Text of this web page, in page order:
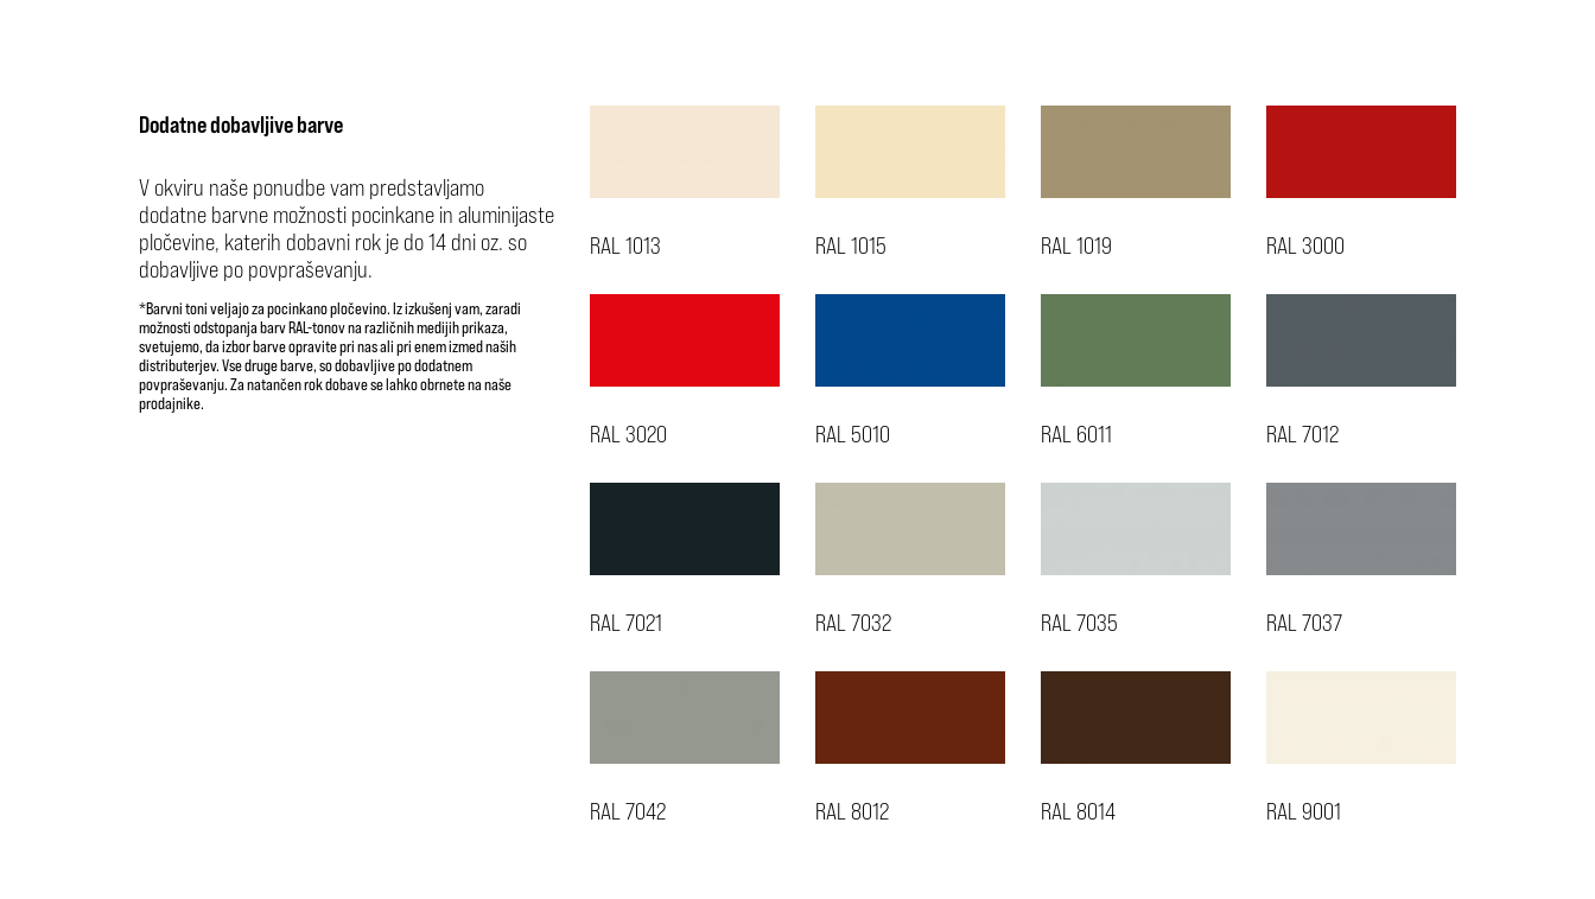
Dodatne dobavljive barve
V okviru naše ponudbe vam predstavljamo
dodatne barvne možnosti pocinkane in aluminijaste
pločevine, katerih dobavni rok je do 14 dni oz. so
dobavljive po povpraševanju.
*Barvni toni veljajo za pocinkano pločevino. Iz izkušenj vam, zaradi
možnosti odstopanja barv RAL-tonov na različnih medijih prikaza,
svetujemo, da izbor barve opravite pri nas ali pri enem izmed naših
distributerjev. Vse druge barve, so dobavljive po dodatnem
povpraševanju. Za natančen rok dobave se lahko obrnete na naše
prodajnike.
RAL 1013 RAL 1015 RAL 1019 RAL 3000
RAL 3020 RAL 5010 RAL 6011 RAL 7012
RAL 7021 RAL 7032 RAL 7035 RAL 7037
RAL 7042 RAL 8012 RAL 8014 RAL 9001